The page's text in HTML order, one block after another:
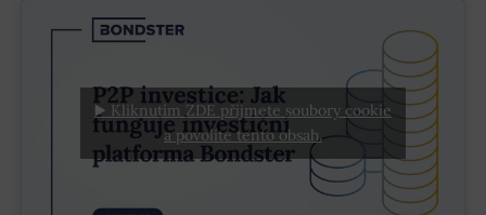
▶️ Kliknutím ZDE přijmete soubory cookie
a povolíte tento obsah.